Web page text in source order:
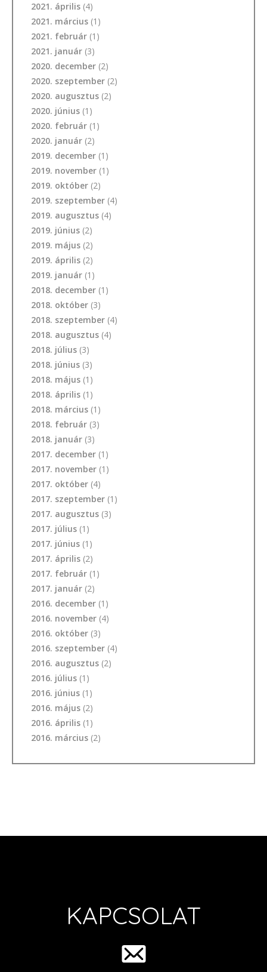
2021. április (4)
2021. március (1)
2021. február (1)
2021. január (3)
2020. december (2)
2020. szeptember (2)
2020. augusztus (2)
2020. június (1)
2020. február (1)
2020. január (2)
2019. december (1)
2019. november (1)
2019. október (2)
2019. szeptember (4)
2019. augusztus (4)
2019. június (2)
2019. május (2)
2019. április (2)
2019. január (1)
2018. december (1)
2018. október (3)
2018. szeptember (4)
2018. augusztus (4)
2018. július (3)
2018. június (3)
2018. május (1)
2018. április (1)
2018. március (1)
2018. február (3)
2018. január (3)
2017. december (1)
2017. november (1)
2017. október (4)
2017. szeptember (1)
2017. augusztus (3)
2017. július (1)
2017. június (1)
2017. április (2)
2017. február (1)
2017. január (2)
2016. december (1)
2016. november (4)
2016. október (3)
2016. szeptember (4)
2016. augusztus (2)
2016. július (1)
2016. június (1)
2016. május (2)
2016. április (1)
2016. március (2)
KAPCSOLAT